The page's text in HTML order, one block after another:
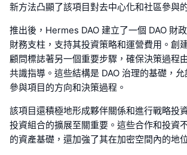
新方法凸顯了該項目對去中心化和社區參與
推出後，Hermes DAO 建立了一個 DAO 財
財務支柱，支持其投資策略和運營費用。創
顧問標誌著另一個重要步驟，確保決策過程
共識指導。這些結構是 DAO 治理的基礎，
參與項目的方向和決策過程。
該項目還積極地形成夥伴關係和進行戰略投
投資組合的擴展至關重要。這些合作和投資
的資產基礎，還加強了其在加密空間內的地